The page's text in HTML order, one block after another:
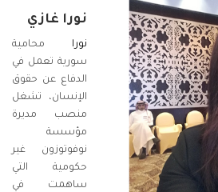
نورا غازي
نورا محامية
سورية تعمل في
الدفاع عن حقوق
الإنسان، تشغل
منصب مديرة
مؤسسة
نوفوتوزون غير
حكومية التي
ساهمت في